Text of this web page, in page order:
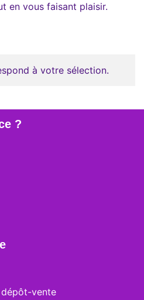
en vous faisant plaisir.
à votre sélection.
?
vente